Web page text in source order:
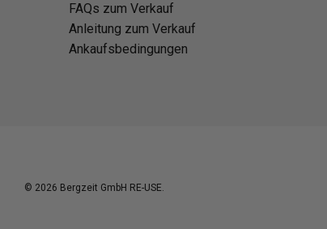
FAQs zum Verkauf
Anleitung zum Verkauf
Ankaufsbedingungen
© 2026 Bergzeit GmbH RE-USE.